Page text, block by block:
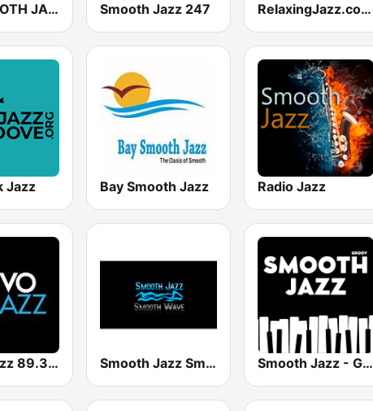
101 SMOOTH JAZZ Smooth Jazz 247 RelaxingJazz.com - Smooth Jazz
Jazz Bay Smooth Jazz Radio Jazz
KUVO Jazz 89.3 FM Smooth Jazz Smooth Wave Smooth Jazz - Groov